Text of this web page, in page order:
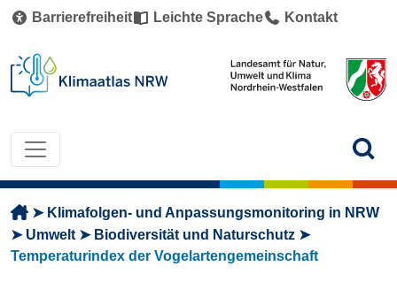
Direkt zum Inhalt
Barrierefreiheit Leichte Sprache Kontakt
Pfadnavigation
Klimafolgen- und Anpassungsmonitoring in NRW
Umwelt
Biodiversität und Naturschutz
Temperaturindex der Vogelartengemeinschaft